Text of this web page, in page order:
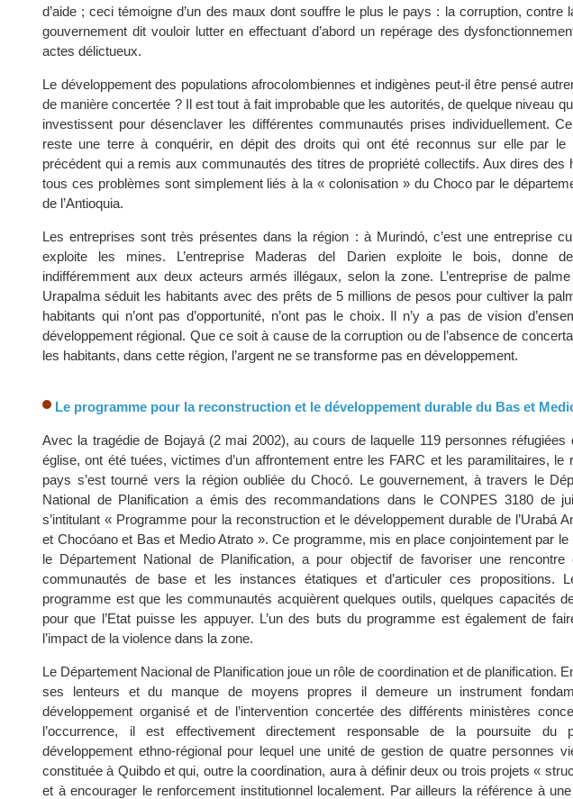
d’aide ; ceci témoigne d’un des maux dont souffre le plus le pays : la corruption, contre
gouvernement dit vouloir lutter en effectuant d’abord un repérage des
actes délictueux.
Le développement des populations afrocolombiennes et indigènes peut-il être pensé
de manière concertée ? Il est tout à fait improbable que les autorités, de quelque niveau
investissent pour désenclaver les différentes communautés prises individuellement.
reste une terre à conquérir, en dépit des droits qui ont été reconnus sur elle par le
précédent qui a remis aux communautés des titres de propriété collectifs. Aux dires des
tous ces problèmes sont simplement liés à la « colonisation » du Choco par le
de l’Antioquia.
Les entreprises sont très présentes dans la région : à Murindó, c’est une entreprise
exploite les mines. L’entreprise Maderas del Darien exploite le bois, donne de
indifféremment aux deux acteurs armés illégaux, selon la zone. L’entreprise de
Urapalma séduit les habitants avec des prêts de 5 millions de pesos pour cultiver la
habitants qui n’ont pas d’opportunité, n’ont pas le choix. Il n’y a pas de vision
développement régional. Que ce soit à cause de la corruption ou de l’absence de
les habitants, dans cette région, l’argent ne se transforme pas en développement.
Le programme pour la reconstruction et le développement durable du Bas et
Avec la tragédie de Bojayá (2 mai 2002), au cours de laquelle 119 personnes réfugiées
église, ont été tuées, victimes d’un affrontement entre les FARC et les paramilitaires, le
pays s’est tourné vers la région oubliée du Chocó. Le gouvernement, à travers le
National de Planification a émis des recommandations dans le CONPES 3180 de
s’intitulant « Programme pour la reconstruction et le développement durable de l’Urabá
et Chocóano et Bas et Medio Atrato ». Ce programme, mis en place conjointement par
le Département National de Planification, a pour objectif de favoriser une rencontre
communautés de base et les instances étatiques et d’articuler ces propositions.
programme est que les communautés acquièrent quelques outils, quelques capacités
pour que l’Etat puisse les appuyer. L’un des buts du programme est également de
l’impact de la violence dans la zone.
Le Département Nacional de Planification joue un rôle de coordination et de planification.
ses lenteurs et du manque de moyens propres il demeure un instrument
développement organisé et de l’intervention concertée des différents ministères
l’occurrence, il est effectivement directement responsable de la poursuite du
développement ethno-régional pour lequel une unité de gestion de quatre personnes
constituée à Quibdo et qui, outre la coordination, aura à définir deux ou trois projets «
et à encourager le renforcement institutionnel localement. Par ailleurs la référence à